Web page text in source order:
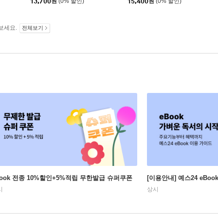
세요. 전체보기
전종 10%할인+5%적립 무한발급 슈퍼쿠폰 [이용안내] 예스24
상시